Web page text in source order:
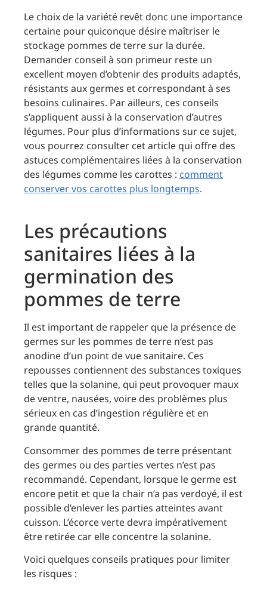
Le choix de la variété revêt donc une importance
certaine pour quiconque désire maîtriser le
stockage pommes de terre sur la durée.
Demander conseil à son primeur reste un
excellent moyen d’obtenir des produits adaptés,
résistants aux germes et correspondant à ses
besoins culinaires. Par ailleurs, ces conseils
s’appliquent aussi à la conservation d’autres
légumes. Pour plus d’informations sur ce sujet,
vous pourrez consulter cet article qui offre des
astuces complémentaires liées à la conservation
des légumes comme les carottes : comment
conserver vos carottes plus longtemps.
Les précautions
sanitaires liées à la
germination des
pommes de terre
Il est important de rappeler que la présence de
germes sur les pommes de terre n’est pas
anodine d’un point de vue sanitaire. Ces
repousses contiennent des substances toxiques
telles que la solanine, qui peut provoquer maux
de ventre, nausées, voire des problèmes plus
sérieux en cas d’ingestion régulière et en
grande quantité.
Consommer des pommes de terre présentant
des germes ou des parties vertes n’est pas
recommandé. Cependant, lorsque le germe est
encore petit et que la chair n’a pas verdoyé, il est
possible d’enlever les parties atteintes avant
cuisson. L’écorce verte devra impérativement
être retirée car elle concentre la solanine.
Voici quelques conseils pratiques pour limiter
les risques :